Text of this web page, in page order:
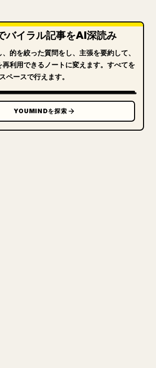
バイラル記事をAI深読み
的を絞った質問をし、主張を要約して、
再利用できるノートに変えます。すべてを
ペースで行えます。
YOUMINDを探索